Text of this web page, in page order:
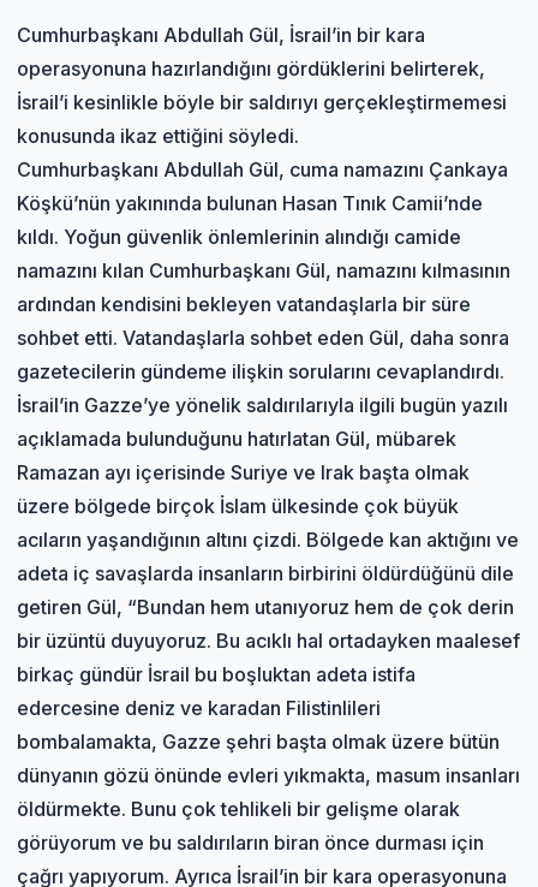
Cumhurbaşkanı Abdullah Gül, İsrail’in bir kara
operasyonuna hazırlandığını gördüklerini belirterek,
İsrail’i kesinlikle böyle bir saldırıyı gerçekleştirmemesi
konusunda ikaz ettiğini söyledi.
Cumhurbaşkanı Abdullah Gül, cuma namazını Çankaya
Köşkü’nün yakınında bulunan Hasan Tınık Camii’nde
kıldı. Yoğun güvenlik önlemlerinin alındığı camide
namazını kılan Cumhurbaşkanı Gül, namazını kılmasının
ardından kendisini bekleyen vatandaşlarla bir süre
sohbet etti. Vatandaşlarla sohbet eden Gül, daha sonra
gazetecilerin gündeme ilişkin sorularını cevaplandırdı.
İsrail’in Gazze’ye yönelik saldırılarıyla ilgili bugün yazılı
açıklamada bulunduğunu hatırlatan Gül, mübarek
Ramazan ayı içerisinde Suriye ve Irak başta olmak
üzere bölgede birçok İslam ülkesinde çok büyük
acıların yaşandığının altını çizdi. Bölgede kan aktığını ve
adeta iç savaşlarda insanların birbirini öldürdüğünü dile
getiren Gül, “Bundan hem utanıyoruz hem de çok derin
bir üzüntü duyuyoruz. Bu acıklı hal ortadayken maalesef
birkaç gündür İsrail bu boşluktan adeta istifa
edercesine deniz ve karadan Filistinlileri
bombalamakta, Gazze şehri başta olmak üzere bütün
dünyanın gözü önünde evleri yıkmakta, masum insanları
öldürmekte. Bunu çok tehlikeli bir gelişme olarak
görüyorum ve bu saldırıların biran önce durması için
çağrı yapıyorum. Ayrıca İsrail’in bir kara operasyonuna